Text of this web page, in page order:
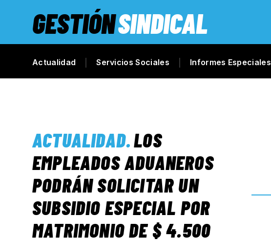
GESTIÓNSINDICAL
Actualidad Servicios Sociales Informes Especiales
ACTUALIDAD.LOS
EMPLEADOS ADUANEROS
PODRÁN SOLICITAR UN
SUBSIDIO ESPECIAL POR
MATRIMONIO DE $ 4.500